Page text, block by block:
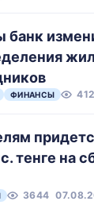
банк
ФИНАНСЫ
тенге на
3644